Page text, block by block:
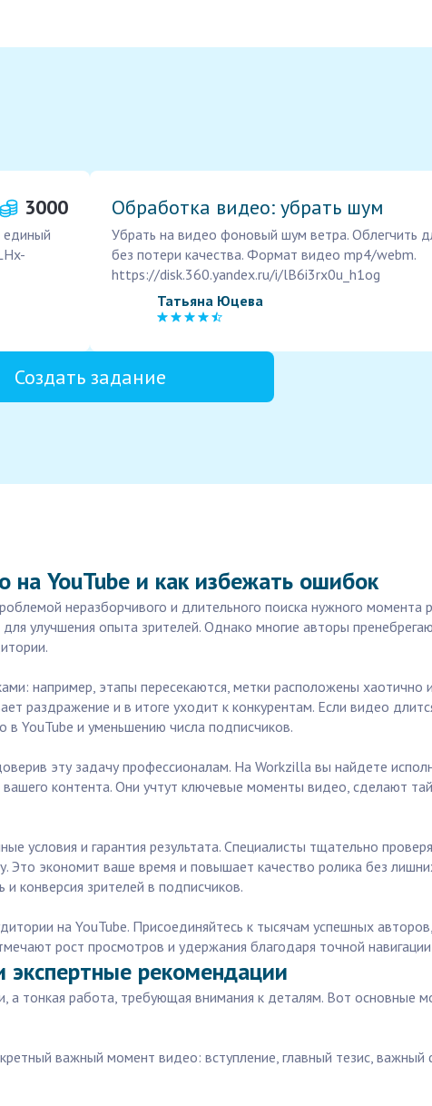
3000
единый
Обработка видео: убрать шум
Убрать на видео фоновый шум ветра. Облегчить
без потери качества. Формат видео mp4/webm.
https://disk.360.yandex.ru/i/lB6i3rx0u_h1og
Татьяна Юцева
Создать задание
YouTube и как избежать ошибок
неразборчивого и длительного поиска нужного момента
улучшения опыта зрителей. Однако многие авторы
например, этапы пересекаются, метки расположены
раздражение и в итоге уходит к конкурентам. Если видео
в YouTube и уменьшению числа подписчиков.
эту задачу профессионалам. На Workzilla вы найдете
контента. Они учтут ключевые моменты видео, сделают
условия и гарантия результата. Специалисты тщательно
Это экономит ваше время и повышает качество ролика без
конверсия зрителей в подписчиков.
на YouTube. Присоединяйтесь к тысячам успешных
рост просмотров и удержания благодаря точной
рекомендации
тонкая работа, требующая внимания к деталям. Вот основные
важный момент видео: вступление, главный тезис,